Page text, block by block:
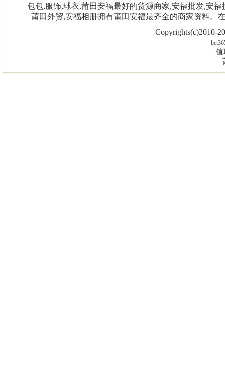
包包,服饰,球衣,莆田安福最好的货源商家,安福批发,安
莆田外贸,安福相册拥有莆田安福最齐全的商家资料。
Copyrights(c)2010-
值